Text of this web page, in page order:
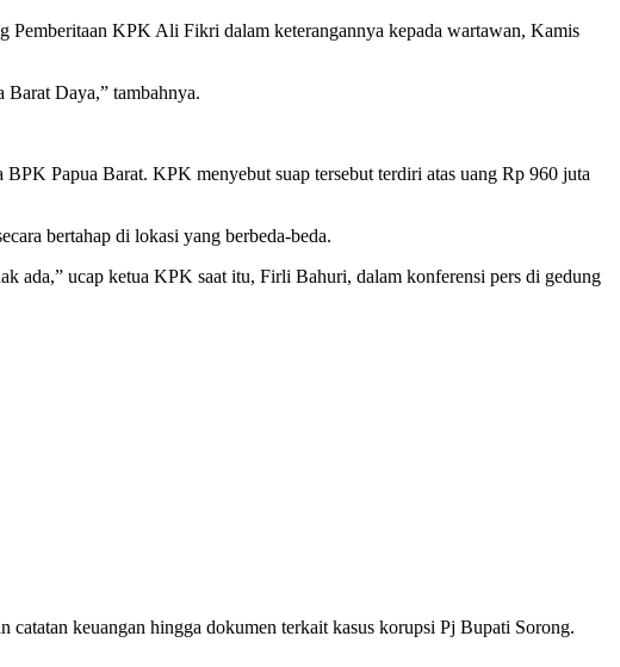
KPK Ali Fikri dalam keterangannya kepada wartawan, Kamis
Barat Daya,” tambahnya.
Papua Barat. KPK menyebut suap tersebut terdiri atas uang Rp 960 juta
bertahap di lokasi yang berbeda-beda.
ada,” ucap ketua KPK saat itu, Firli Bahuri, dalam konferensi pers di gedung
keuangan hingga dokumen terkait kasus korupsi Pj Bupati Sorong.